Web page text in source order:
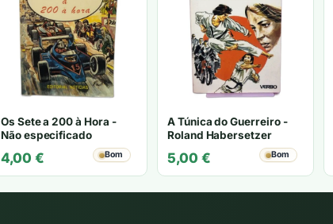
Os Sete a 200 à Hora -
Não especificado
4,00 € Bom
A Túnica do Guerreiro -
Roland Habersetzer
5,00 € Bom